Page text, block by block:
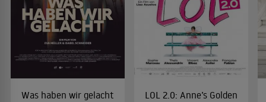
Was haben wir gelacht
LOL 2.0: Anne’s Golden